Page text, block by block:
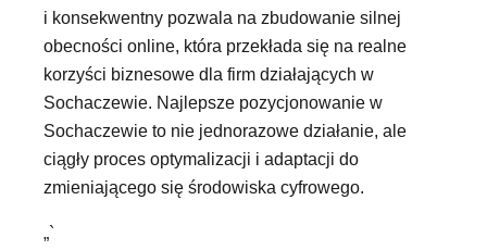
i konsekwentny pozwala na zbudowanie silnej
obecności online, która przekłada się na realne
korzyści biznesowe dla firm działających w
Sochaczewie. Najlepsze pozycjonowanie w
Sochaczewie to nie jednorazowe działanie, ale
ciągły proces optymalizacji i adaptacji do
zmieniającego się środowiska cyfrowego.
„`